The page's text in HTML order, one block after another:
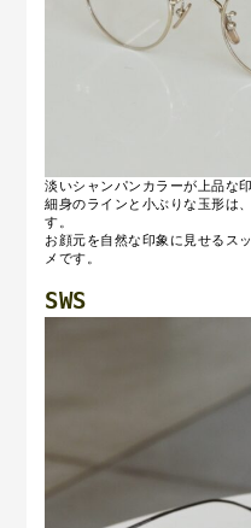
淡いシャンパンカラーが上品な印
細身のラインと小ぶりな玉形は
す。
お顔元を自然な印象に見せるス
メです。
SWS